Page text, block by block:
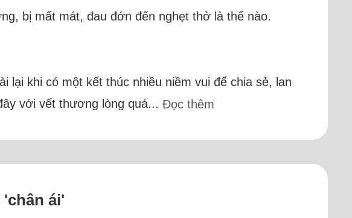
bị mất mát, đau đớn đến nghẹt thở là thế nào.
lại khi có một kết thúc nhiều niềm vui để chia sẻ, lan
với vết thương lòng quá... Đọc thêm
ái'